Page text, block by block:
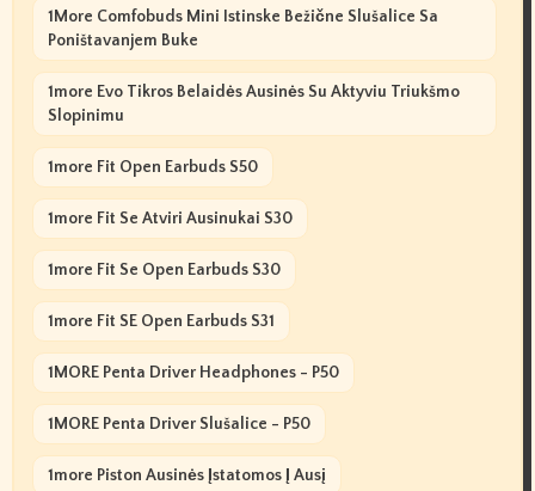
1More Comfobuds Mini Istinske Bežične Slušalice Sa
Poništavanjem Buke
1more Evo Tikros Belaidės Ausinės Su Aktyviu Triukšmo
Slopinimu
1more Fit Open Earbuds S50
1more Fit Se Atviri Ausinukai S30
1more Fit Se Open Earbuds S30
1more Fit SE Open Earbuds S31
1MORE Penta Driver Headphones - P50
1MORE Penta Driver Slušalice - P50
1more Piston Ausinės Įstatomos Į Ausį